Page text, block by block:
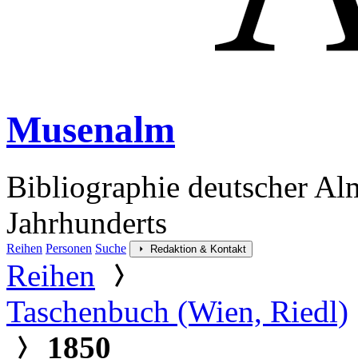
Musenalm
Bibliographie deutscher
Jahrhunderts
Reihen Personen Suche Redaktion & Kontakt
Reihen
Taschenbuch (Wien, Riedl)
1850